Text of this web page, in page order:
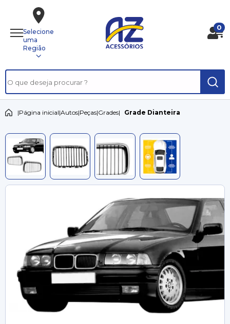
Selecione
uma
Região
0
|Página inicial|Autos|Peças|Grades| Grade Dianteira